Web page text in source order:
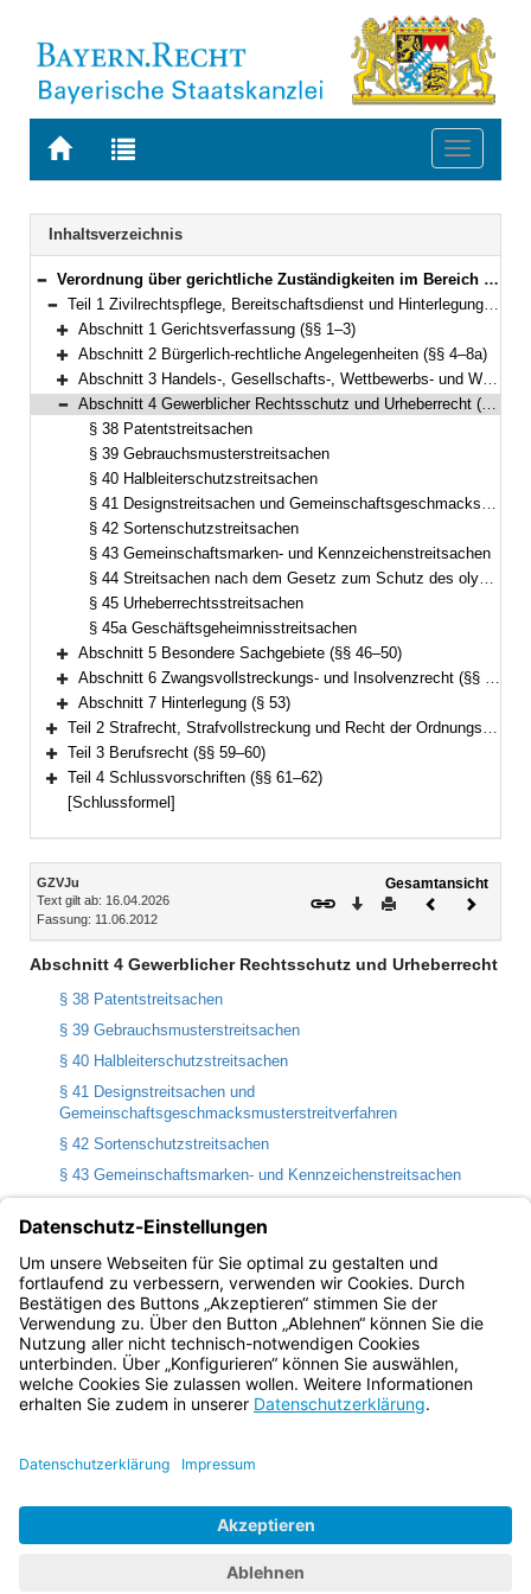
Zur
BAYERN.RECHT
Zur
letzten
Suche
Toggle
Navigation
Inhaltsverzeichnis
Bereich reduzieren
Verordnung über gerichtliche Zuständigkeiten im Bereich des Staatsministeriums der Justiz (Gerichtliche Zuständigkeitsverordnung Justiz – GZVJu) Vom 11. Juni 2012 (GVBl. S. 295) BayRS 300-3-1-J (§§ 1–62)
Bereich reduzieren
Teil 1 Zivilrechtspflege, Bereitschaftsdienst und Hinterlegung (§§ 1–53)
Bereich erweitern
Abschnitt 1 Gerichtsverfassung (§§ 1–3)
Bereich erweitern
Abschnitt 2 Bürgerlich-rechtliche Angelegenheiten (§§ 4–8a)
Bereich erweitern
Abschnitt 3 Handels-, Gesellschafts-, Wettbewerbs- und Wertpapierrecht (§§ 9–37)
Bereich reduzieren
Abschnitt 4 Gewerblicher Rechtsschutz und Urheberrecht (§§ 38–45a)
§ 38 Patentstreitsachen
§ 39 Gebrauchsmusterstreitsachen
§ 40 Halbleiterschutzstreitsachen
§ 41 Designstreitsachen und Gemeinschaftsgeschmacksmusterstreitverfahren
§ 42 Sortenschutzstreitsachen
§ 43 Gemeinschaftsmarken- und Kennzeichenstreitsachen
§ 44 Streitsachen nach dem Gesetz zum Schutz des olympischen Emblems und der olympischen Bezeichnungen
§ 45 Urheberrechtsstreitsachen
§ 45a Geschäftsgeheimnisstreitsachen
Bereich erweitern
Abschnitt 5 Besondere Sachgebiete (§§ 46–50)
Bereich erweitern
Abschnitt 6 Zwangsvollstreckungs- und Insolvenzrecht (§§ 51–52)
Bereich erweitern
Abschnitt 7 Hinterlegung (§ 53)
Bereich erweitern
Teil 2 Strafrecht, Strafvollstreckung und Recht der Ordnungswidrigkeiten (§§ 54–58)
Bereich erweitern
Teil 3 Berufsrecht (§§ 59–60)
Bereich erweitern
Teil 4 Schlussvorschriften (§§ 61–62)
[Schlussformel]
Inhalt
GZVJu
Text gilt ab: 16.04.2026
Fassung: 11.06.2012
Gesamtansicht
Download
DruckenVorheriges
Abschnitt 4 Gewerblicher Rechtsschutz und Urheberrecht
§ 38 Patentstreitsachen
§ 39 Gebrauchsmusterstreitsachen
§ 40 Halbleiterschutzstreitsachen
§ 41 Designstreitsachen und
Gemeinschaftsgeschmacksmusterstreitverfahren
§ 42 Sortenschutzstreitsachen
§ 43 Gemeinschaftsmarken- und Kennzeichenstreitsachen
olympischen Emblems und der olympischen Bezeichnungen
§ 45 Urheberrechtsstreitsachen
§ 45a Geschäftsgeheimnisstreitsachen
Bayern.de
BayernPortal
Impressum